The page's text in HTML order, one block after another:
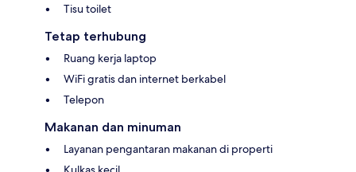
Tisu toilet
Tetap terhubung
Ruang kerja laptop
WiFi gratis dan internet berkabel
Telepon
Makanan dan minuman
Layanan pengantaran makanan di properti